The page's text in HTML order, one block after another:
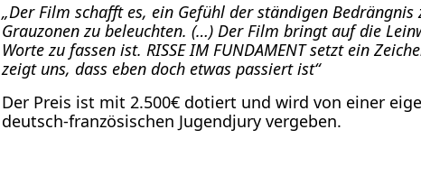
„Der Film schafft es, ein Gefühl der stän­di­gen
Grau­zo­nen zu beleuch­ten. (…) Der Film bringt auf die
Wor­te zu fas­sen ist. RISSE IM FUNDAMENT setzt ein
zeigt uns, dass eben doch etwas pas­siert ist“
Der Preis ist mit 2.500€ dotiert und wird von einer
deutsch-fran­zö­si­schen Jugend­ju­ry ver­ge­ben.